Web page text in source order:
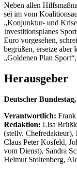
Neben allen
sei im vom
„Konjunktur- und
Investitionsplanes
Euro vorgesehen,
begrüßen, ersetze aber
„Goldenen Plan
Herausgeber
Deutscher
Verantwortlich:
Redaktion: Lisa
(stellv. Chefredakteur),
Claus Peter Kosfeld,
vom Dienst), Sandra
Helmut Stoltenberg,